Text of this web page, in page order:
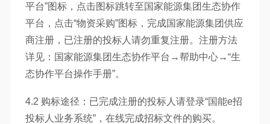
平台”图标，点击图标跳转至国家能源集团生态协作
平台，点击“物资采购”图标，完成国家能源集团供应
商注册，已注册的投标人请勿重复注册。注册方法
详见：国家能源集团生态协作平台→帮助中心→“生
态协作平台操作手册”。
4.2 购标途径：已完成注册的投标人请登录“国能e招
投标人业务系统”，在线完成招标文件的购买。